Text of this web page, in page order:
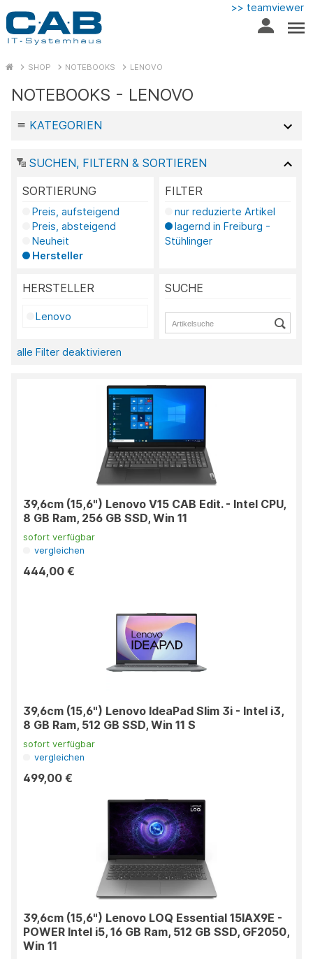
>> teamviewer
SHOP NOTEBOOKS LENOVO
NOTEBOOKS - LENOVO
KATEGORIEN
SUCHEN, FILTERN & SORTIEREN
SORTIERUNG
Preis, aufsteigend
Preis, absteigend
Neuheit
Hersteller
FILTER
nur reduzierte Artikel
lagernd in Freiburg -
Stühlinger
HERSTELLER
Lenovo
SUCHE
alle Filter deaktivieren
39,6cm (15,6") Lenovo V15 CAB Edit. - Intel CPU,
8 GB Ram, 256 GB SSD, Win 11
sofort verfügbar
vergleichen
444,00 €
39,6cm (15,6") Lenovo IdeaPad Slim 3i - Intel i3,
8 GB Ram, 512 GB SSD, Win 11 S
sofort verfügbar
vergleichen
499,00 €
39,6cm (15,6") Lenovo LOQ Essential 15IAX9E -
POWER Intel i5, 16 GB Ram, 512 GB SSD, GF2050,
Win 11